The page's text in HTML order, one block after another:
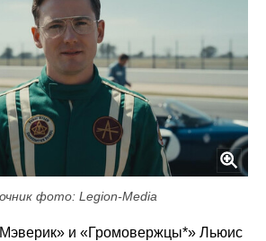
фото: Legion-Media
и «Громовержцы*» Льюис